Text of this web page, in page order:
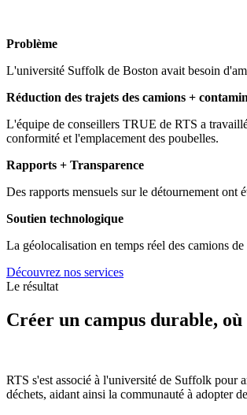
Problème
L'université Suffolk de Boston avait besoin
Réduction des trajets des camions +
L'équipe de conseillers TRUE de RTS a
conformité et l'emplacement des poubelles.
Rapports + Transparence
Des rapports mensuels sur le détournement ont
Soutien technologique
La géolocalisation en temps réel des camions
Découvrez nos services
Le résultat
Créer un campus durable,
RTS s'est associé à l'université de Suffolk pour
déchets, aidant ainsi la communauté à adopter